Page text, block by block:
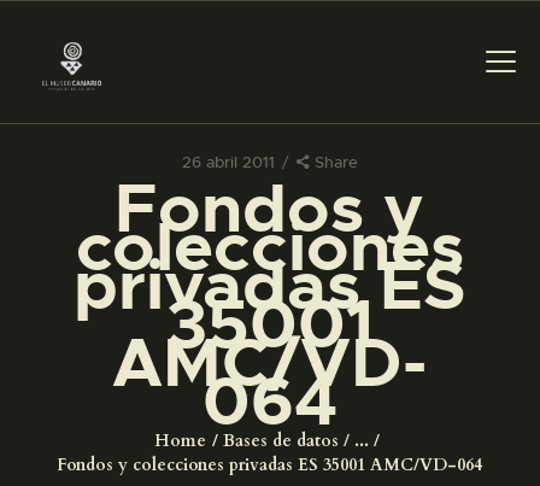
26 abril 2011 Share
Fondos y
colecciones
privadas ES
35001
AMC/VD-
064
Home Bases de datos
...
Fondos y colecciones privadas ES 35001 AMC/VD-064
PREPARAR LA VISITA
ACTIVIDADES
█
EL MUSEO